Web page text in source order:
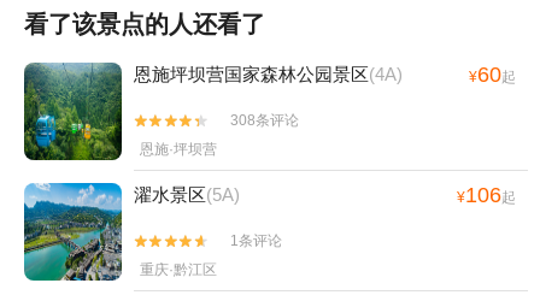
看了该景点的人还看了
恩施坪坝营国家森林公园景区(4A) ¥60起


308条评论
恩施·坪坝营
濯水景区(5A) ¥106起


1条评论
重庆·黔江区